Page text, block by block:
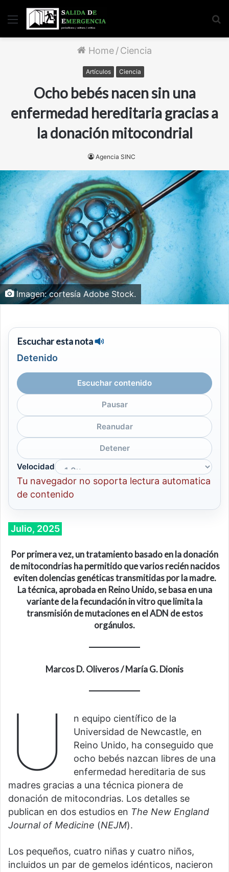
Menu
Home/Ciencia
Artículos Ciencia
Ocho bebés nacen sin una
enfermedad hereditaria gracias a
la donación mitocondrial
Agencia SINC
Imagen: cortesía Adobe Stock.
Escuchar esta nota
Detenido
Escuchar contenido
Pausar
Reanudar
Detener
Velocidad
Tu navegador no soporta lectura automatica
de contenido
Julio, 2025
Por primera vez, un tratamiento basado en la donación
de mitocondrias ha permitido que varios recién nacidos
eviten dolencias genéticas transmitidas por la madre.
La técnica, aprobada en Reino Unido, se basa en una
variante de la fecundación in vitro que limita la
transmisión de mutaciones en el ADN de estos
orgánulos.
Marcos D. Oliveros / María G. Dionis
U
n equipo científico de la
Universidad de Newcastle, en
Reino Unido, ha conseguido que
ocho bebés nazcan libres de una
enfermedad hereditaria de sus
madres gracias a una técnica pionera de
donación de mitocondrias. Los detalles se
publican en dos estudios en The New England
Journal of Medicine (NEJM).
Los pequeños, cuatro niñas y cuatro niños,
incluidos un par de gemelos idénticos, nacieron